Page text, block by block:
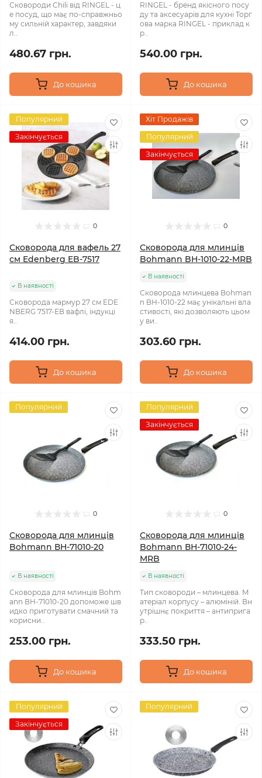
Сковороди Chili від RINGEL - ц
е посуд, що має по-справжньо
му сильній характер, завдяки
л..
480.67 грн.
До кошика
RINGEL - бренд якісного посу
ду та аксесуарів для кухні Торг
ова марка RINGEL - приклад к
р..
540.00 грн.
До кошика
Популярний
Закінчується
0
Сковорода для вафель 27
см Edenberg EB-7517
В наявності
Сковорода мармур 27 см EDE
NBERG 7517-ЕВ вафлі, індукці
я..
414.00 грн.
До кошика
Хіт Продажів
Популярний
Закінчується
0
Сковорода для млинців
Bohmann BH-1010-22-MRB
В наявності
Сковорода млинцева Bohman
n BH-1010-22 має унікальні вла
стивості, які дозволяють цьом
у ви..
303.60 грн.
До кошика
Популярний
0
Сковорода для млинців
Bohmann ВН-71010-20
В наявності
Сковорода для млинців Bohm
ann ВН-71010-20 допоможе шв
идко приготувати смачний та
корисни..
253.00 грн.
До кошика
Популярний
Закінчується
0
Сковорода для млинців
Bohmann ВН-71010-24-
MRB
В наявності
Тип сковороди – млинцева. М
атеріал корпусу – алюміній. Вн
утрішнє покриття – антиприга
р..
333.50 грн.
До кошика
Популярний
Закінчується
Популярний